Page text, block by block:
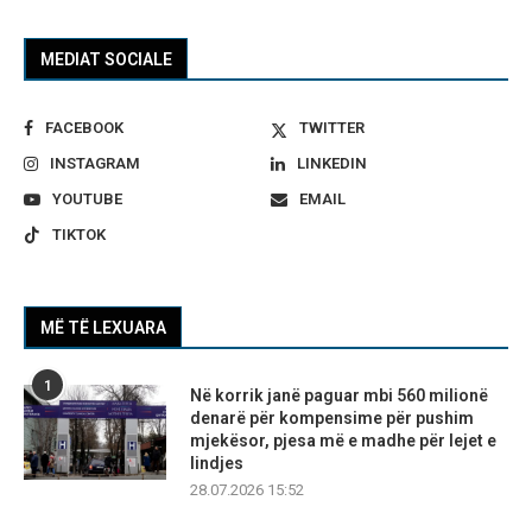
MEDIAT SOCIALE
FACEBOOK
TWITTER
INSTAGRAM
LINKEDIN
YOUTUBE
EMAIL
TIKTOK
MË TË LEXUARA
1
Në korrik janë paguar mbi 560 milionë
denarë për kompensime për pushim
mjekësor, pjesa më e madhe për lejet e
lindjes
28.07.2026 15:52